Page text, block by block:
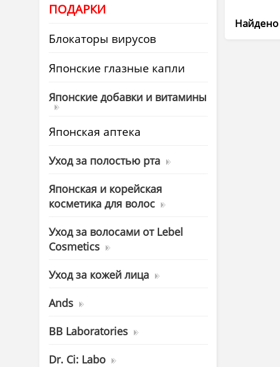
ПОДАРКИ
Блокаторы вирусов
Японские глазные капли
Японские добавки и витамины
Японская аптека
Уход за полостью рта
Японская и корейская
косметика для волос
Уход за волосами от Lebel
Cosmetics
Уход за кожей лица
Ands
BB Laboratories
Dr. Ci: Labo
Найдено